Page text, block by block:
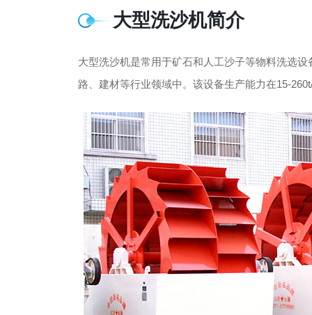
大型洗沙机简介
大型洗沙机是常用于矿石和人工沙子等物料洗选
路、建材等行业领域中。该设备生产能力在15-